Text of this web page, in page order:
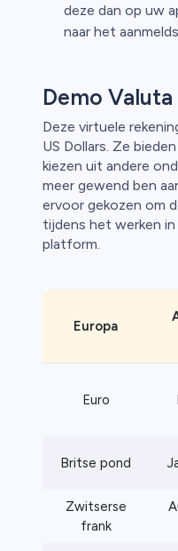
deze dan op uw
naar het
Demo
Deze virtuele
US Dollars. Ze
kiezen uit andere
meer gewend ben
ervoor gekozen om
tijdens het werken
platform.
Europa
Euro
Britse pond
Zwitserse
frank